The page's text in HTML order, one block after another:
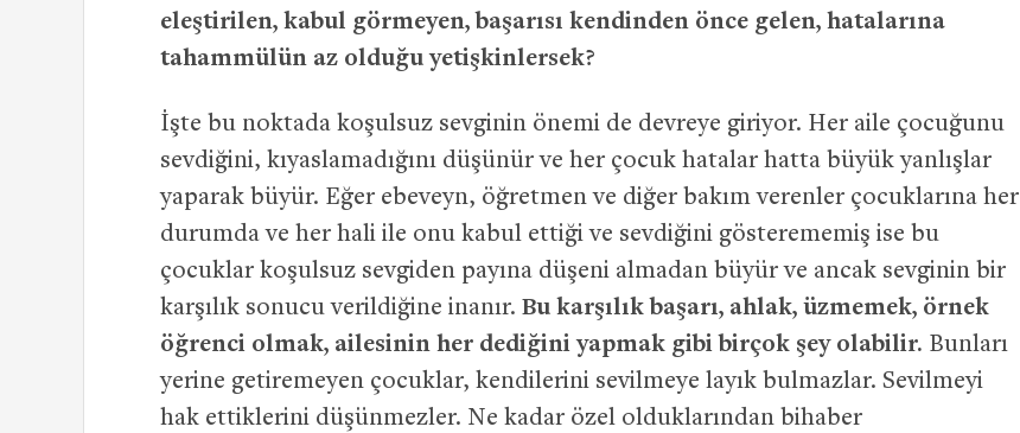
eleştirilen, kabul görmeyen, başarısı kendinden önce gelen, hatalarına
tahammülün az olduğu yetişkinlersek?
İşte bu noktada koşulsuz sevginin önemi de devreye giriyor. Her aile çocuğunu
sevdiğini, kıyaslamadığını düşünür ve her çocuk hatalar hatta büyük yanlışlar
yaparak büyür. Eğer ebeveyn, öğretmen ve diğer bakım verenler çocuklarına her
durumda ve her hali ile onu kabul ettiği ve sevdiğini gösterememiş ise bu
çocuklar koşulsuz sevgiden payına düşeni almadan büyür ve ancak sevginin bir
karşılık sonucu verildiğine inanır. Bu karşılık başarı, ahlak, üzmemek, örnek
öğrenci olmak, ailesinin her dediğini yapmak gibi birçok şey olabilir. Bunları
yerine getiremeyen çocuklar, kendilerini sevilmeye layık bulmazlar. Sevilmeyi
hak ettiklerini düşünmezler. Ne kadar özel olduklarından bihaber